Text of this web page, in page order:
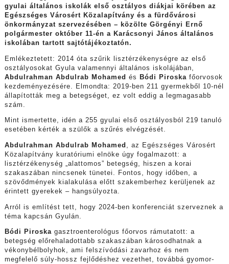
gyulai általános iskolák első osztályos diákjai körében az
Egészséges Városért Közalapítvány és a fürdővárosi
önkormányzat szervezésében – közölte Görgényi Ernő
polgármester október 11-én a Karácsonyi János általános
iskolában tartott sajtótájékoztatón.
Emlékeztetett: 2014 óta szűrik lisztérzékenységre az első
osztályosokat Gyula valamennyi általános iskolájában,
Abdulrahman Abdulrab Mohamed és Bódi Piroska főorvosok
kezdeményezésére. Elmondta: 2019-ben 211 gyermekből 10-nél
állapították meg a betegséget, ez volt eddig a legmagasabb
szám.
Mint ismertette, idén a 255 gyulai első osztályosból 219 tanuló
esetében kérték a szülők a szűrés elvégzését.
Abdulrahman Abdulrab Mohamed , az Egészséges Városért
Közalapítvány kuratóriumi elnöke úgy fogalmazott: a
lisztérzékenység „alattomos” betegség, hiszen a korai
szakaszában nincsenek tünetei. Fontos, hogy időben, a
szövődmények kialakulása előtt szakemberhez kerüljenek az
érintett gyerekek – hangsúlyozta.
Arról is említést tett, hogy 2024-ben konferenciát szerveznek a
téma kapcsán Gyulán.
Bódi Piroskagasztroenterológus főorvos rámutatott: a
betegség előrehaladottabb szakaszában károsodhatnak a
vékonybélbolyhok, ami felszívódási zavarhoz és nem
megfelelő súly-hossz fejlődéshez vezethet, továbbá gyomor-